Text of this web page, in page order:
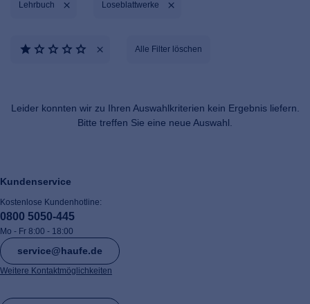
Lehrbuch Lose­blatt­werke
Alle Filter löschen
Leider konnten wir zu Ihren Auswahlkriterien kein Ergebnis liefern.
Bitte treffen Sie eine neue Auswahl.
Kundenservice
Kostenlose Kundenhotline:
0800 5050-445
Mo - Fr 8:00 - 18:00
service@haufe.de
Weitere Kontaktmöglichkeiten